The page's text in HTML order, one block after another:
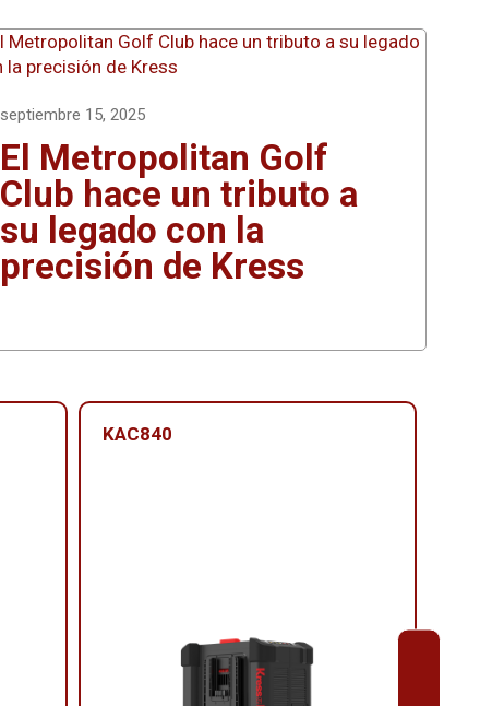
septiembre 15, 2025
El Metropolitan Golf
Club hace un tributo a
su legado con la
precisión de Kress
KAC840